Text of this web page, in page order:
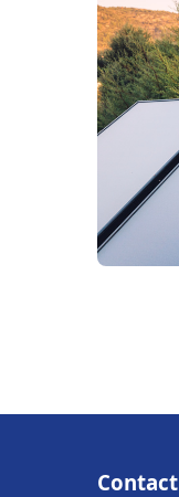
Contact